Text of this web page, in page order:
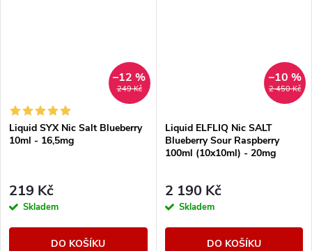
249 Kč
–12 %
Liquid SYX Nic Salt Blueberry
10ml - 16,5mg
219 Kč
Skladem
DO KOŠÍKU
2 450 Kč
–10 %
Liquid ELFLIQ Nic SALT
Blueberry Sour Raspberry
100ml (10x10ml) - 20mg
2 190 Kč
Skladem
DO KOŠÍKU